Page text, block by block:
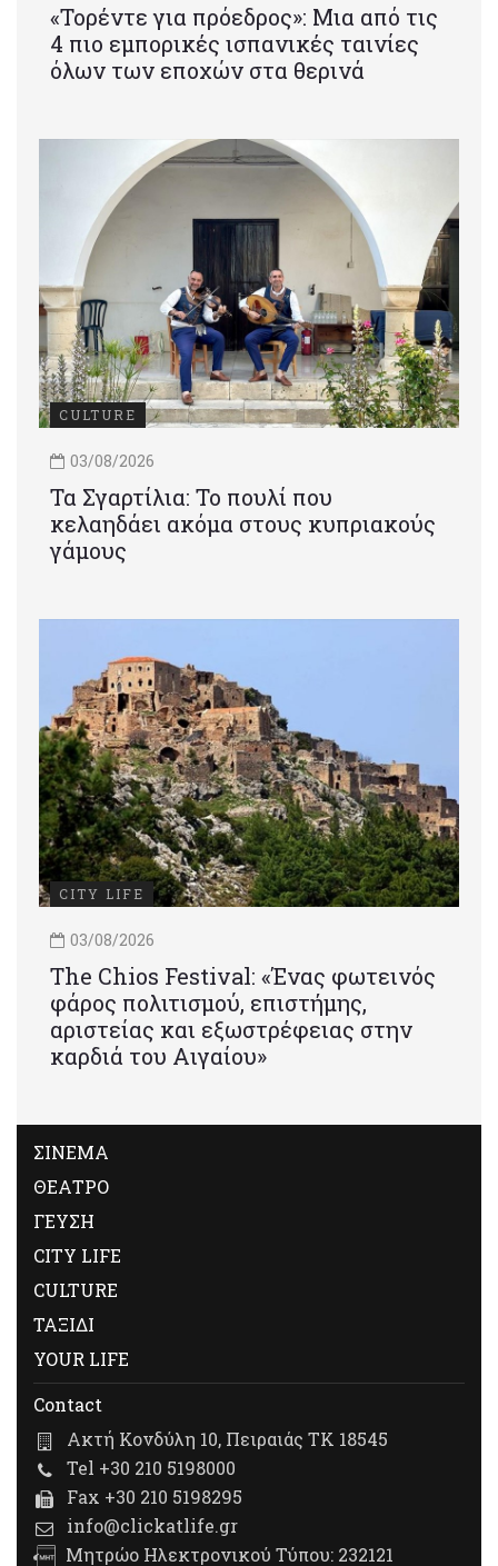
«Τορέντε για πρόεδρος»: Mια από τις
4 πιο εμπορικές ισπανικές ταινίες
όλων των εποχών στα θερινά
CULTURE
03/08/2026
Τα Σγαρτίλια: Το πουλί που
κελαηδάει ακόμα στους κυπριακούς
γάμους
CITY LIFE
03/08/2026
Τhe Chios Festival: «Ένας φωτεινός
φάρος πολιτισμού, επιστήμης,
αριστείας και εξωστρέφειας στην
καρδιά του Αιγαίου»
ΣΙΝΕΜΑ
ΘΕΑΤΡΟ
ΓΕΥΣΗ
CITY LIFE
CULTURE
ΤΑΞΙΔΙ
YOUR LIFE
Contact
Ακτή Κονδύλη 10, Πειραιάς ΤΚ 18545
Tel +30 210 5198000
Fax +30 210 5198295
info@clickatlife.gr
Μητρώο Ηλεκτρονικού Τύπου: 232121